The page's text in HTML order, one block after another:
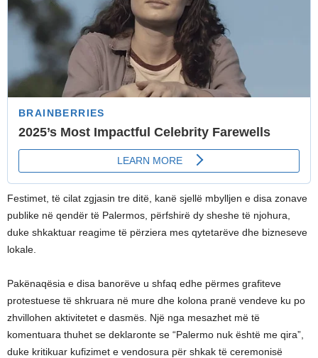
Festimet, të cilat zgjasin tre ditë, kanë sjellë mbylljen e disa zonave
publike në qendër të Palermos, përfshirë dy sheshe të njohura,
duke shkaktuar reagime të përziera mes qytetarëve dhe bizneseve
lokale.
Pakënaqësia e disa banorëve u shfaq edhe përmes grafiteve
protestuese të shkruara në mure dhe kolona pranë vendeve ku po
zhvillohen aktivitetet e dasmës. Një nga mesazhet më të
komentuara thuhet se deklaronte se “Palermo nuk është me qira”,
duke kritikuar kufizimet e vendosura për shkak të ceremonisë